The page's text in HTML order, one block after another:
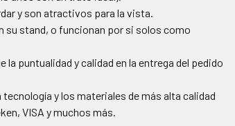
y son atractivos para la vista.
su stand, o funcionan por si solos como
puntualidad y calidad en la entrega del pedido
y los materiales de más alta calidad
VISA y muchos más.